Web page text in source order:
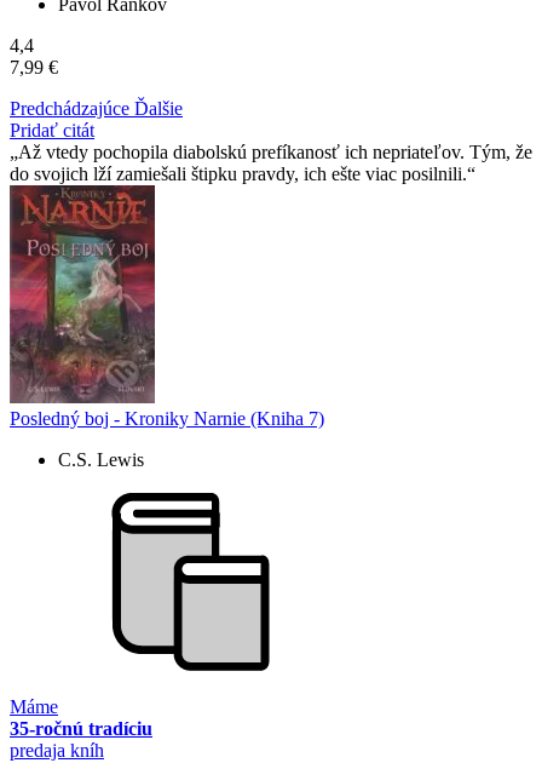
Pavol Rankov
4,4
7,99 €
Predchádzajúce Ďalšie
Pridať citát
Až vtedy pochopila diabolskú prefíkanosť ich nepriateľov. Tým, že
do svojich lží zamiešali štipku pravdy, ich ešte viac posilnili.
Posledný boj - Kroniky Narnie (Kniha 7)
C.S. Lewis
Máme
35-ročnú tradíciu
predaja kníh